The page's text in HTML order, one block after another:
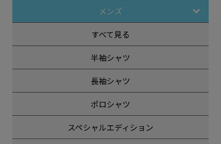
メンズ
すべて見る
半袖シャツ
長袖シャツ
ポロシャツ
スペシャルエディション